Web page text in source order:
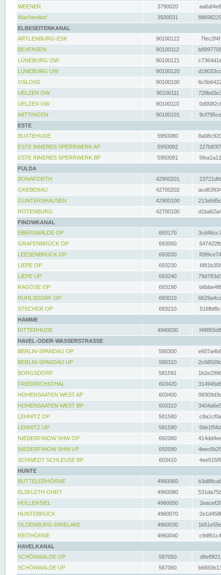
WEENER
3790020
Wachendorf
3500031
ELBESEITENKANAL
ARTLENBURG-ESK
90100122
BEVENSEN
90100112
LÜNEBURG OW
90100121
LÜNEBURG UW
90100120
OSLOSS
90100100
UELZEN OW
90100111
UELZEN UW
90100110
WITTINGEN
90100101
ESTE
BUXTEHUDE
5950080
ESTE INNERES SPERRWERK AP
5950082
ESTE INNERES SPERRWERK BP
5950081
FULDA
BONAFORTH
42900201
GREBENAU
42700202
GUNTERSHAUSEN
42900100
ROTENBURG
42700100
FINOWKANAL
EBERSWALDE OP
693170
GRAFENBRÜCK OP
693050
LEESENBRÜCK OP
693030
LIEPE OP
693230
LIEPE UP
693240
RAGÖSE OP
693190
RUHLSDORF OP
693010
STECHER OP
693210
HAMME
RITTERHUDE
4940030
HAVEL-ODER-WASSERSTRASSE
BERLIN-SPANDAU OP
580300
BERLIN-SPANDAU UP
580310
BORGSDORF
581591
FRIEDRICHSTHAL
603420
HOHENSAATEN WEST AP
603400
HOHENSAATEN WEST BP
603310
LEHNITZ OP
581580
LEHNITZ UP
581590
NIEDERFINOW SHW OP
692080
NIEDERFINOW SHW UP
692090
SCHWEDT SCHLEUSE BP
603410
HUNTE
BUTTELERHÖRNE
4960060
ELSFLETH OHRT
4960080
HOLLERSIEL
4960050
HUNTEBRÜCK
4960070
OLDENBURG-DRIELAKE
4960030
REITHÖRNE
4960040
HAVELKANAL
SCHÖNWALDE OP
587050
SCHÖNWALDE UP
587060